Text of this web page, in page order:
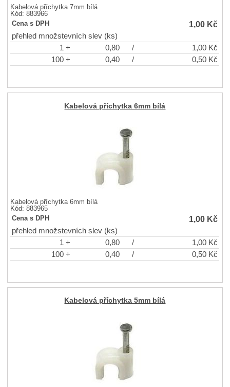
Kabelová příchytka 7mm bílá
Kód: 883966
Cena s DPH
1,00 Kč
přehled množstevních slev (ks)
1 +
0,80 / 1,00 Kč
100 +
0,40 / 0,50 Kč
Kabelová příchytka 6mm bílá
Kabelová příchytka 6mm bílá
Kód: 883965
Cena s DPH
1,00 Kč
přehled množstevních slev (ks)
1 +
0,80 / 1,00 Kč
100 +
0,40 / 0,50 Kč
Kabelová příchytka 5mm bílá